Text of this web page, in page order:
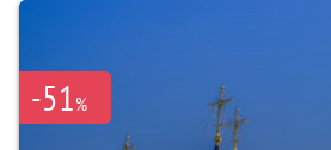
-51%